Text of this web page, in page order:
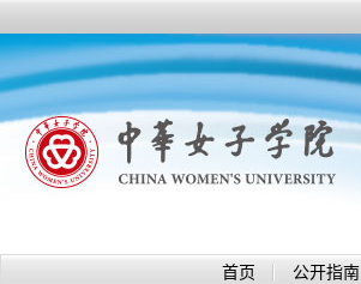
首页 公开指南